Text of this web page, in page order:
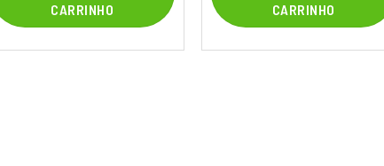
CARRINHO
CARRINHO